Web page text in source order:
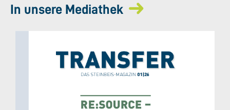
In unsere Mediathek